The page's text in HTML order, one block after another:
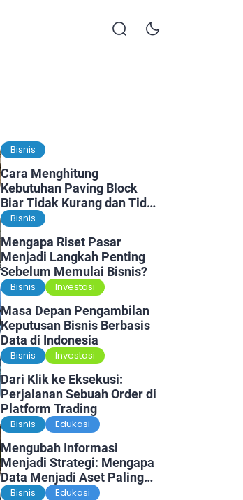
Bisnis
Cara Menghitung
Kebutuhan Paving Block
Biar Tidak Kurang dan Tidak
Kelebihan
Bisnis
Mengapa Riset Pasar
Menjadi Langkah Penting
Sebelum Memulai Bisnis?
Bisnis Investasi
Masa Depan Pengambilan
Keputusan Bisnis Berbasis
Data di Indonesia
Bisnis Investasi
Dari Klik ke Eksekusi:
Perjalanan Sebuah Order di
Platform Trading
Bisnis Edukasi
Mengubah Informasi
Menjadi Strategi: Mengapa
Data Menjadi Aset Paling
Berharga di Era Digital
Bisnis Edukasi